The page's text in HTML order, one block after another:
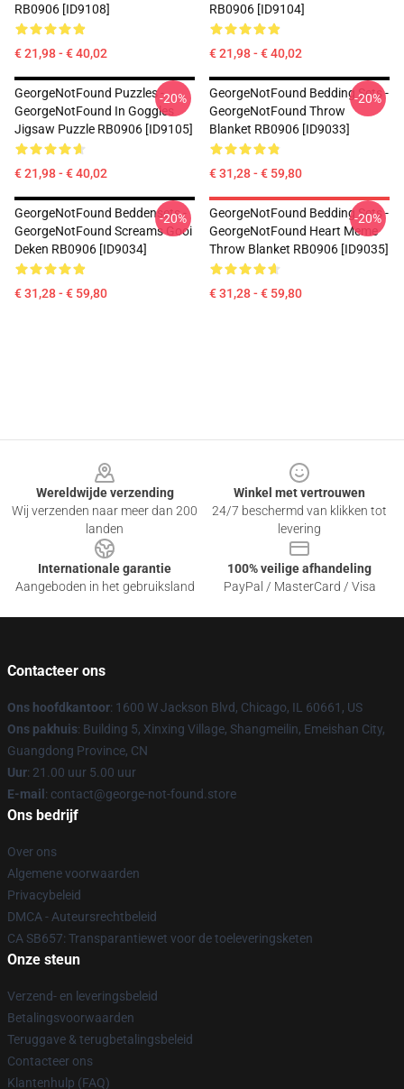
RB0906 [ID9108]
€ 21,98 - € 40,02
RB0906 [ID9104]
€ 21,98 - € 40,02
GeorgeNotFound Puzzles -
GeorgeNotFound In Goggles
Jigsaw Puzzle RB0906 [ID9105]
€ 21,98 - € 40,02
-20%
GeorgeNotFound Bedding Sets -
GeorgeNotFound Throw
Blanket RB0906 [ID9033]
€ 31,28 - € 59,80
-20%
GeorgeNotFound Beddensets -
GeorgeNotFound Screams Gooi
Deken RB0906 [ID9034]
€ 31,28 - € 59,80
-20%
GeorgeNotFound Bedding Sets -
GeorgeNotFound Heart Meme
Throw Blanket RB0906 [ID9035]
€ 31,28 - € 59,80
-20%
Wereldwijde verzending
Wij verzenden naar meer dan 200
landen
Winkel met vertrouwen
24/7 beschermd van klikken tot
levering
Internationale garantie
Aangeboden in het gebruiksland
100% veilige afhandeling
PayPal / MasterCard / Visa
Contacteer ons
Ons hoofdkantoor: 1600 W Jackson Blvd, Chicago, IL 60661, US
Ons pakhuis: Building 5, Xinxing Village, Shangmeilin, Emeishan City,
Guangdong Province, CN
Uur: 21.00 uur 5.00 uur
E-mail : contact@george-not-found.store
Ons bedrijf
Over ons
Algemene voorwaarden
Privacybeleid
DMCA - Auteursrechtbeleid
CA SB657: Transparantiewet voor de toeleveringsketen
Onze steun
Verzend- en leveringsbeleid
Betalingsvoorwaarden
Teruggave & terugbetalingsbeleid
Contacteer ons
Klantenhulp (FAQ)